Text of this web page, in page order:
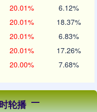
20.01% 6.12%
20.01% 18.37%
20.01% 6.83%
20.01% 17.26%
20.00% 7.68%
轮播